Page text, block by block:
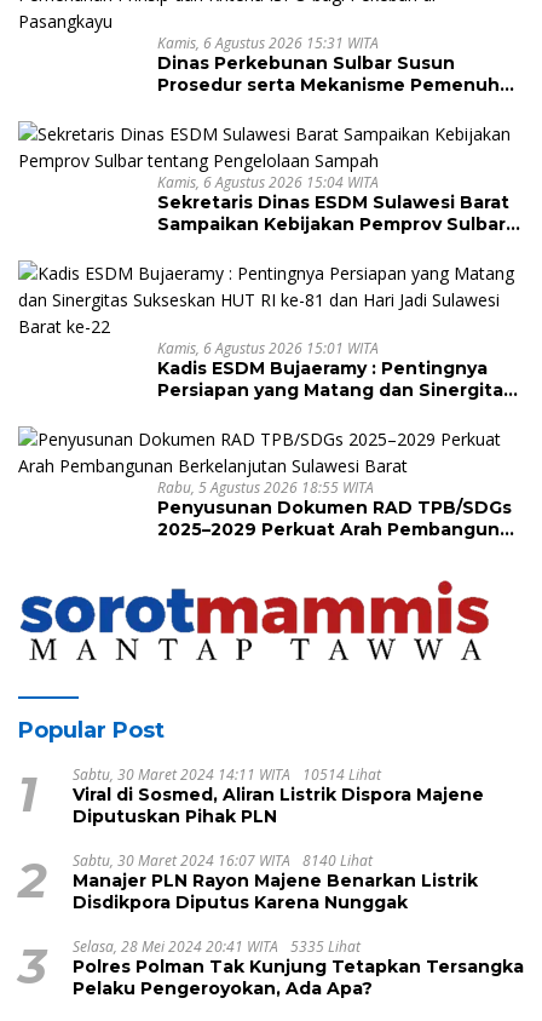
Kamis, 6 Agustus 2026 15:31 WITA
Dinas Perkebunan Sulbar Susun
Prosedur serta Mekanisme Pemenuhan
di Pasangkayu
Kamis, 6 Agustus 2026 15:04 WITA
Sekretaris Dinas ESDM Sulawesi Barat
Sampaikan Kebijakan Pemprov Sulbar
Kamis, 6 Agustus 2026 15:01 WITA
Kadis ESDM Bujaeramy : Pentingnya
Persiapan yang Matang dan Sinergitas
Sulawesi Barat ke-22
Rabu, 5 Agustus 2026 18:55 WITA
Penyusunan Dokumen RAD TPB/SDGs
2025–2029 Perkuat Arah Pembangunan
Popular Post
1 Sabtu, 30 Maret 2024 14:11 WITA 10514 Lihat
Viral di Sosmed, Aliran Listrik Dispora Majene
Diputuskan Pihak PLN
2 Sabtu, 30 Maret 2024 16:07 WITA 8140 Lihat
Manajer PLN Rayon Majene Benarkan Listrik
Disdikpora Diputus Karena Nunggak
3 Selasa, 28 Mei 2024 20:41 WITA 5335 Lihat
Polres Polman Tak Kunjung Tetapkan Tersangka
Pelaku Pengeroyokan, Ada Apa?